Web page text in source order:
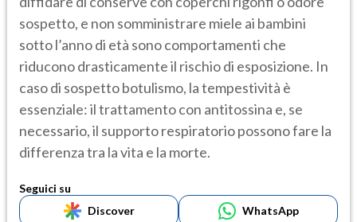
sospetto, e non somministrare miele ai bambini
sotto l’anno di età sono comportamenti che
riducono drasticamente il rischio di esposizione. In
caso di sospetto botulismo, la tempestività è
essenziale: il trattamento con antitossina e, se
necessario, il supporto respiratorio possono fare la
differenza tra la vita e la morte.
Seguici su
Discover
WhatsApp